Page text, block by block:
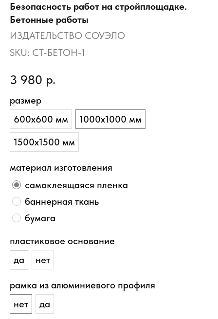
Безопасность работ на стройплощадке.
Бетонные работы
ИЗДАТЕЛЬСТВО СОУЭЛО
SKU: СТ-БЕТОН-1
3 980 р.
размер
600х600 мм
1000х1000 мм
1500х1500 мм
материал изготовления
самоклеящаяся пленка
баннерная ткань
бумага
пластиковое основание
да
нет
рамка из алюминиевого профиля
нет
да